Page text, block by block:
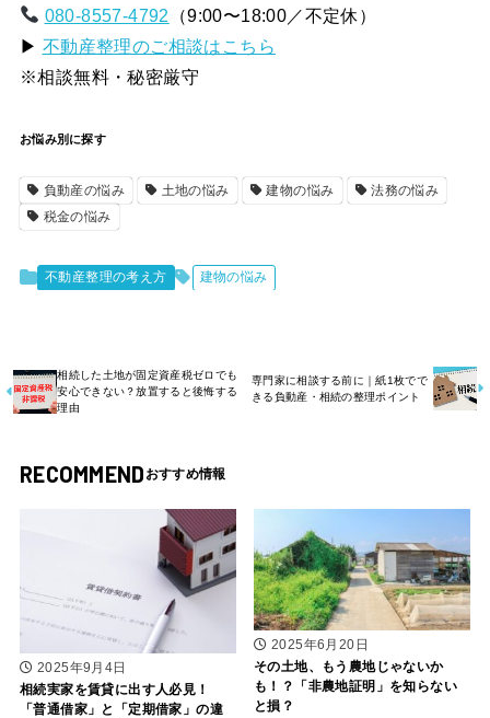
080-8557-4792
（9:00〜18:00／不定休）
▶ 不動産整理のご相談はこちら
※相談無料・秘密厳守
お悩み別に探す
負動産の悩み 土地の悩み 建物の悩み
法務の悩み
税金の悩み
不動産整理の考え方 建物の悩み
相続した土地が固定資産税ゼロでも
安心できない？放置すると後悔する
理由
専門家に相談する前に｜紙1枚でで
きる負動産・相続の整理ポイント
RECOMMEND
2025年9月4日
相続実家を賃貸に出す人必見！
「普通借家」と「定期借家」の違
2025年6月20日
その土地、もう農地じゃないか
も！？「非農地証明」を知らない
と損？